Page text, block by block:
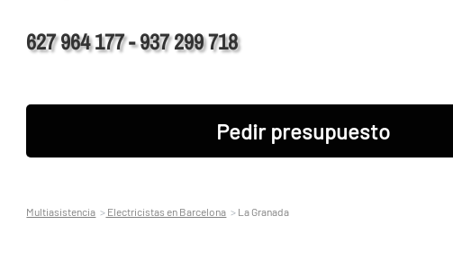
627 964 177 - 937 299 718
Pedir presupuesto
Multiasistencia Electricistas en Barcelona La Granada